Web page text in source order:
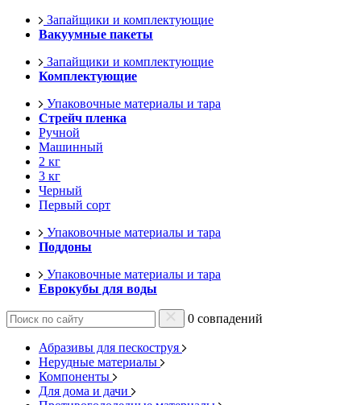
Запайщики и комплектующие
Вакуумные пакеты
Запайщики и комплектующие
Комплектующие
Упаковочные материалы и тара
Стрейч пленка
Ручной
Машинный
2 кг
3 кг
Черный
Первый сорт
Упаковочные материалы и тара
Поддоны
Упаковочные материалы и тара
Еврокубы для воды
0 совпадений
Абразивы для пескоструя
Нерудные материалы
Компоненты
Для дома и дачи